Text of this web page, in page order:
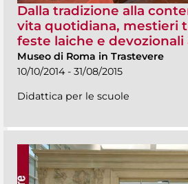
Dalla tradizione alla
vita quotidiana, mestieri
feste laiche e devozionali
Museo di Roma in Trastevere
10/10/2014 - 31/08/2015
Didattica per le scuole